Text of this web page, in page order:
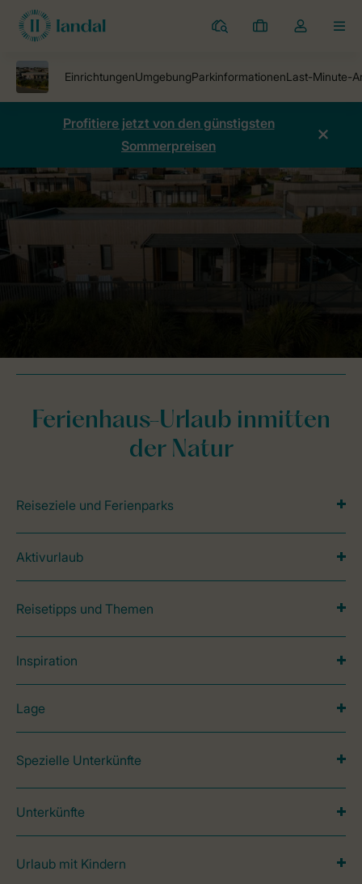
Ferienparks
Meine
Dropdown-
öffnen
Profitiere jetzt von den günstigsten
Sommerpreisen
Beach-Park Gwel an Mor
Ferienhaus-Urlaub inmitten
der Natur
Reiseziele und Ferienparks
Aktivurlaub
Reisetipps und Themen
Inspiration
Lage
Spezielle Unterkünfte
Unterkünfte
Urlaub mit Kindern